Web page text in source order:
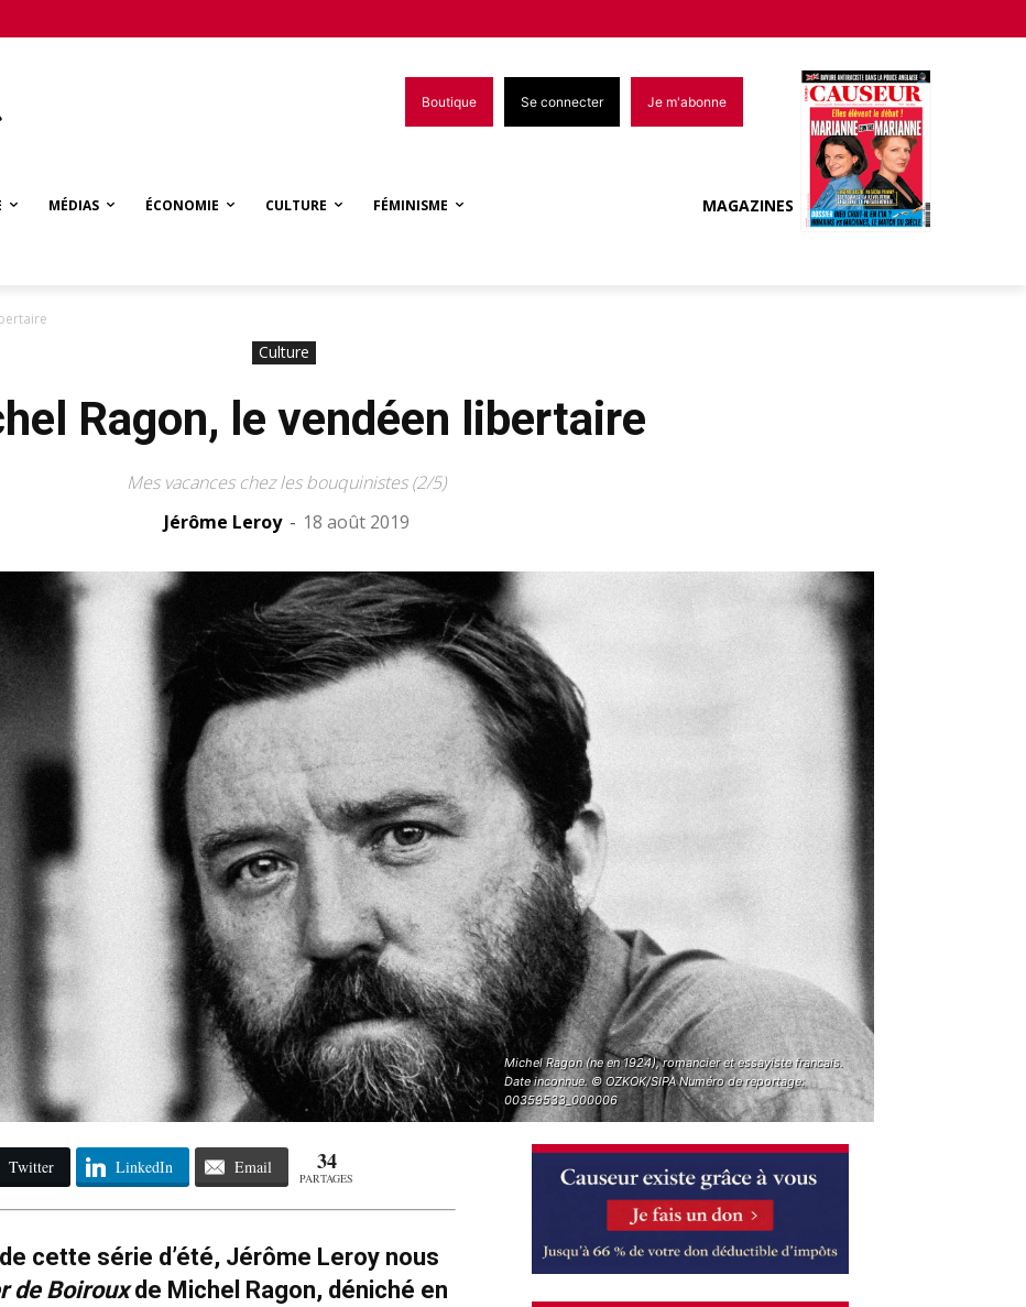
Boutique Se connecter Je m'abonne
MÉDIAS ÉCONOMIE CULTURE FÉMINISME MAGAZINES
Culture
Ragon, le vendéen libertaire
Mes vacances chez les bouquinistes (2/5)
Jérôme Leroy - 18 août 2019
Michel Ragon (ne en 1924), romancier et essayiste francais.
Date inconnue. © OZKOK/SIPA Numéro de reportage:
00359533_000006
Twitter LinkedIn Email 34
PARTAGES
cette série d’été, Jérôme Leroy nous
de Boirouxde Michel Ragon, déniché en